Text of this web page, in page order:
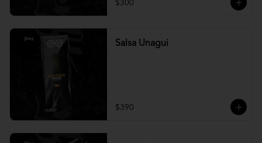
$300
Salsa Unagui
$390